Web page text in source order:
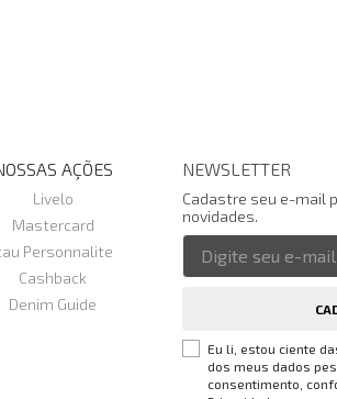
AÇÕES
Livelo
Mastercard
Personnalite
Cashback
Denim Guide
NEWSLETTER
Cadastre seu e-mail
novidades.
Eu li, estou ciente
dos meus dados
consentimento,